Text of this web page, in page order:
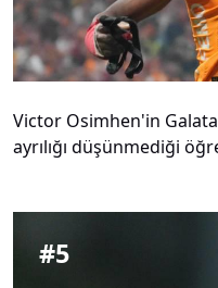
Victor Osimhen'in
ayrılığı düşünmediği
#5